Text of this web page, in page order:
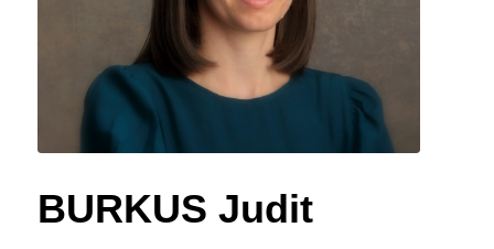
BURKUS Judit